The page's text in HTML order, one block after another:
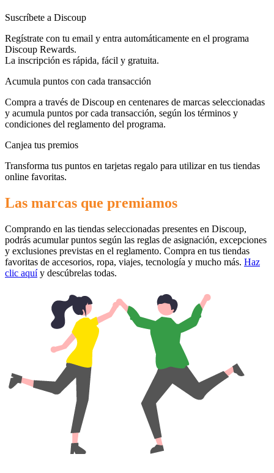
MediaMarkt
Ikea
Nike
adidas
El Corte
Inglés
Cosméticos y
Perfumes
Tiempo libre
Coches y
Salud y
Farmacia
Suscríbete a Discoup
Regístrate con tu email y entra automáticamente en el programa
Discoup Rewards.
La inscripción es rápida, fácil y gratuita.
Acumula puntos con cada transacción
Compra a través de Discoup en centenares de marcas seleccionadas
y acumula puntos por cada transacción, según los términos y
condiciones del reglamento del programa.
Canjea tus premios
Transforma tus puntos en tarjetas regalo para utilizar en tus tiendas
online favoritas.
Las marcas que premiamos
Comprando en las tiendas seleccionadas presentes en Discoup,
podrás acumular puntos según las reglas de asignación, excepciones
y exclusiones previstas en el reglamento. Compra en tus tiendas
favoritas de accesorios, ropa, viajes, tecnología y mucho más. Haz
clic aquíy descúbrelas todas.